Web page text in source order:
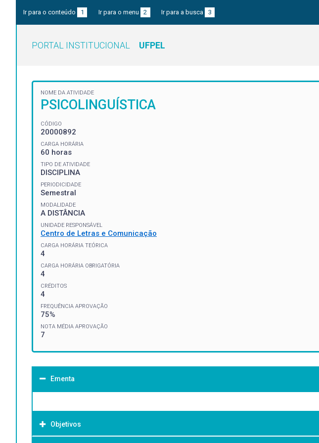
Ir para o conteúdo 1 Ir para o menu 2 Ir para a busca 3
PORTAL INSTITUCIONAL UFPEL
NOME DA ATIVIDADE
PSICOLINGUÍSTICA
CÓDIGO
20000892
CARGA HORÁRIA
60 horas
TIPO DE ATIVIDADE
DISCIPLINA
PERIODICIDADE
Semestral
MODALIDADE
A DISTÂNCIA
UNIDADE RESPONSÁVEL
Centro de Letras e Comunicação
CARGA HORÁRIA TEÓRICA
4
CARGA HORÁRIA OBRIGATÓRIA
4
CRÉDITOS
4
FREQUÊNCIA APROVAÇÃO
75%
NOTA MÉDIA APROVAÇÃO
7
Ementa
Objetivos